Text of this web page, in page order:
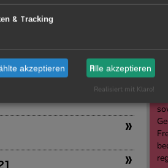
»
»
»
»
& Tracking
akzeptieren Alle akzeptieren
Realisiert mit Klaro!